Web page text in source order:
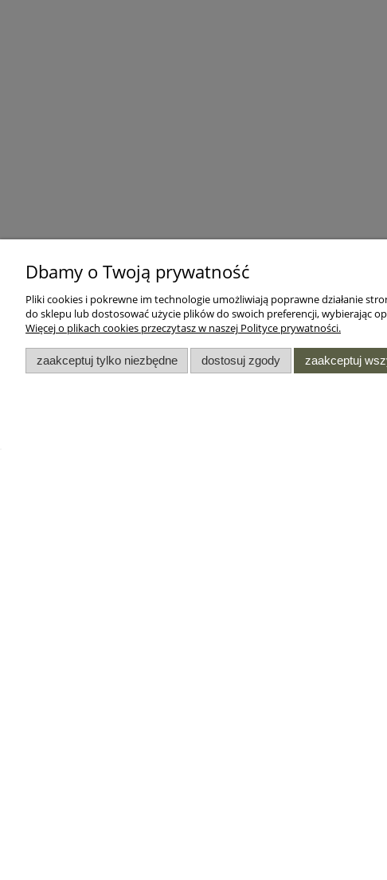
Dbamy o Twoją prywatność
Pliki cookies i pokrewne im technologie umożliwiają poprawne działanie
do sklepu lub dostosować użycie plików do swoich preferencji, wybierając
Więcej o plikach cookies przeczytasz w naszej Polityce prywatności.
zaakceptuj tylko niezbędne dostosuj zgody zaakceptuj